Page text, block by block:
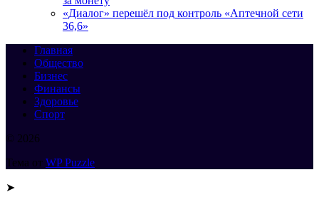
«Диалог» перешёл под контроль «Аптечной сети
36,6»
Главная
Общество
Бизнес
Финансы
Здоровье
Спорт
© 2026
Тема от WP Puzzle
➤